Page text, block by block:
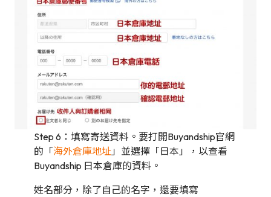
Step 6：填寫寄送資料。要打開Buyandship官網
的「海外倉庫地址 」並選擇「日本」，以查看
Buyandship 日本倉庫的資料。
姓名部分，除了自己的名字，還要填寫